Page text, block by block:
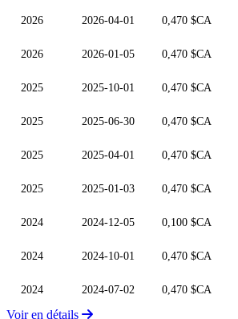
2026 2026-04-01 0,470 $CA
2026 2026-01-05 0,470 $CA
2025 2025-10-01 0,470 $CA
2025 2025-06-30 0,470 $CA
2025 2025-04-01 0,470 $CA
2025 2025-01-03 0,470 $CA
2024 2024-12-05 0,100 $CA
2024 2024-10-01 0,470 $CA
2024 2024-07-02 0,470 $CA
Voir en détails